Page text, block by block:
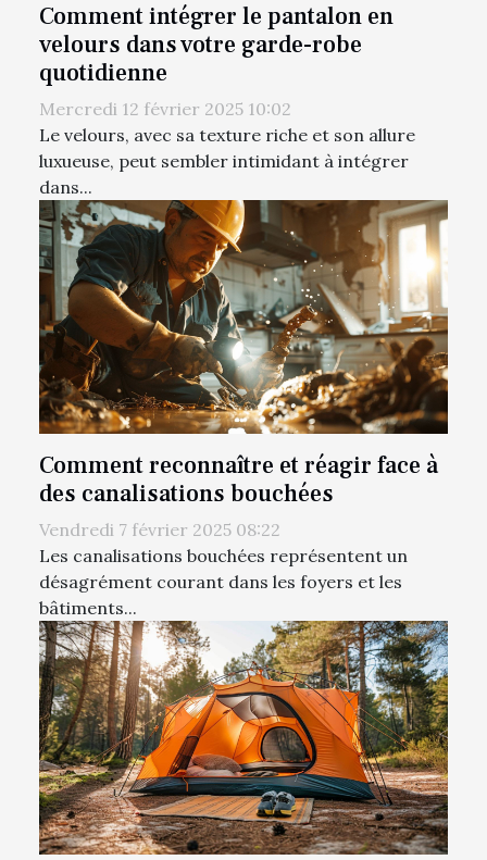
Comment intégrer le pantalon en
velours dans votre garde-robe
quotidienne
Mercredi 12 février 2025 10:02
Le velours, avec sa texture riche et son allure
luxueuse, peut sembler intimidant à intégrer
dans...
Comment reconnaître et réagir face à
des canalisations bouchées
Vendredi 7 février 2025 08:22
Les canalisations bouchées représentent un
désagrément courant dans les foyers et les
bâtiments...